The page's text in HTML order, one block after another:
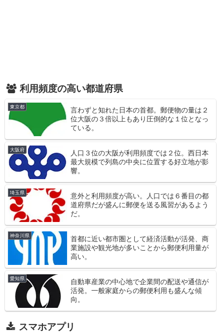
利用頻度の高い都道府県
東京都
言わずと知れた日本の首都。郵便物の量は２
位大阪の３倍以上もあり圧倒的な１位となっ
ている。
大阪府
人口３位の大阪が利用頻度では２位。西日本
最大規模で列島の中央に位置する好立地が影
響。
埼玉県
意外と利用頻度が高い。人口では６番目の都
道府県だが盛んに郵便を送る風習があるよう
だ。
神奈川県
首都に近い都市圏として経済活動が活発、商
業施設や観光地が多いことから郵便利用量が
高い。
愛知県
自動車産業の中心地で企業間の配送や通信が
活発。一般家庭からの郵便利用も盛んな傾
向。
スマホアプリ